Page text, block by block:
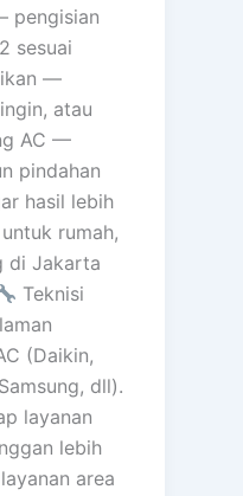
pengisian
sesuai
—
atau
AC —
pindahan
hasil lebih
rumah,
di Jakarta
Teknisi
(Daikin,
dll).
layanan
lebih
area